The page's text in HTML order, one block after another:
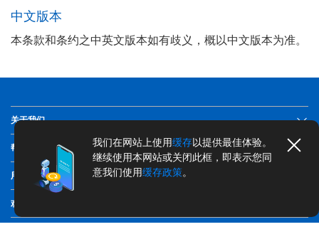
中文版本
本条款和条约之中英文版本如有歧义，概以中文版本为准。
我们在网站上使用缓存以提供最佳体验。
继续使用本网站或关闭此框，即表示您同
意我们使用缓存政策。
关于我们
帮助
用户须知
欢迎访问企业服务小程序